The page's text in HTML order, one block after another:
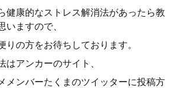
健康的なストレス解消法があったら教
いますので、
りの方をお待ちしております。
はアンカーのサイト、
メンバーたくまのツイッターに投稿方